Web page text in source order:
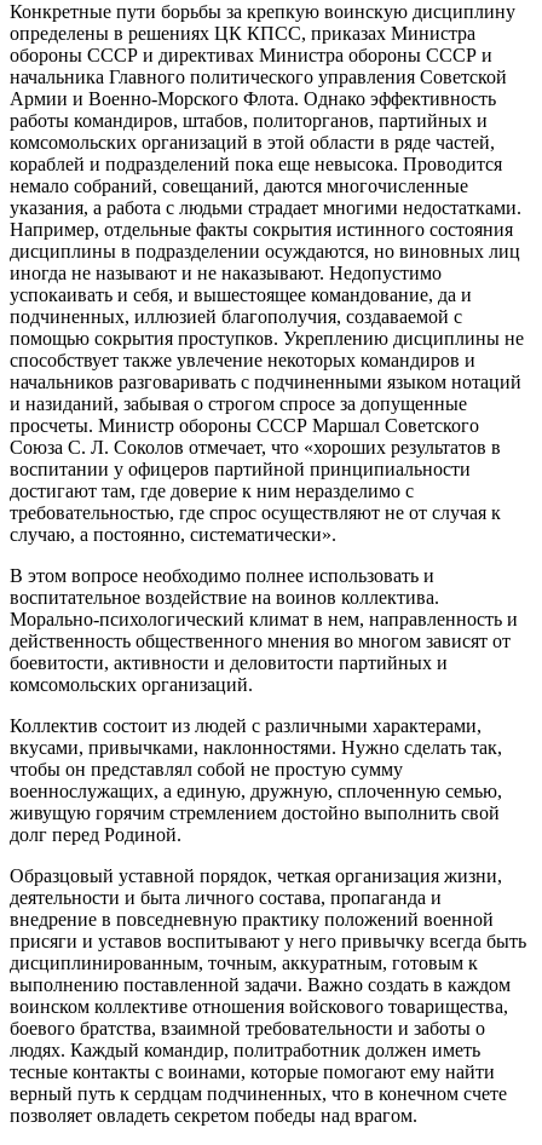
Конкретные пути борьбы за крепкую воинскую дисциплину
определены в решениях ЦК КПСС, приказах Министра
обороны СССР и директивах Министра обороны СССР и
начальника Главного политического управления Советской
Армии и Военно-Морского Флота. Однако эффективность
работы командиров, штабов, политорганов, партийных и
комсомольских организаций в этой области в ряде частей,
кораблей и подразделений пока еще невысока. Проводится
немало собраний, совещаний, даются многочисленные
указания, а работа с людьми страдает многими недостатками.
Например, отдельные факты сокрытия истинного состояния
дисциплины в подразделении осуждаются, но виновных лиц
иногда не называют и не наказывают. Недопустимо
успокаивать и себя, и вышестоящее командование, да и
подчиненных, иллюзией благополучия, создаваемой с
помощью сокрытия проступков. Укреплению дисциплины не
способствует также увлечение некоторых командиров и
начальников разговаривать с подчиненными языком нотаций
и назиданий, забывая о строгом спросе за допущенные
просчеты. Министр обороны СССР Маршал Советского
Союза С. Л. Соколов отмечает, что «хороших результатов в
воспитании у офицеров партийной принципиальности
достигают там, где доверие к ним неразделимо с
требовательностью, где спрос осуществляют не от случая к
случаю, а постоянно, систематически».
В этом вопросе необходимо полнее использовать и
воспитательное воздействие на воинов коллектива.
Морально-психологический климат в нем, направленность и
действенность общественного мнения во многом зависят от
боевитости, активности и деловитости партийных и
комсомольских организаций.
Коллектив состоит из людей с различными характерами,
вкусами, привычками, наклонностями. Нужно сделать так,
чтобы он представлял собой не простую сумму
военнослужащих, а единую, дружную, сплоченную семью,
живущую горячим стремлением достойно выполнить свой
долг перед Родиной.
Образцовый уставной порядок, четкая организация жизни,
деятельности и быта личного состава, пропаганда и
внедрение в повседневную практику положений военной
присяги и уставов воспитывают у него привычку всегда быть
дисциплинированным, точным, аккуратным, готовым к
выполнению поставленной задачи. Важно создать в каждом
воинском коллективе отношения войскового товарищества,
боевого братства, взаимной требовательности и заботы о
людях. Каждый командир, политработник должен иметь
тесные контакты с воинами, которые помогают ему найти
верный путь к сердцам подчиненных, что в конечном счете
позволяет овладеть секретом победы над врагом.